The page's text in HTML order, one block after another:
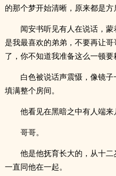
的那个梦开始清晰，原来都是方
闻安书听见有人在说话，
是我最喜欢的弟弟，不要再让
了，你不知道我准备这么一顿要
白色被说话声震慑，像镜
填满整个房间。
他看见在黑暗之中有人端来
哥哥。
他是他抚育长大的，从十二
一直同他在一起。